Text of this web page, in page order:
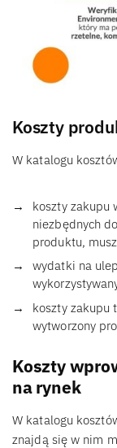
Koszty
W katalogu
koszty zakupu
niezbędnych
produktu,
wydatki na
koszty zakupu
wytworzony
Koszty
na rynek
W katalogu
znajdą się w nim